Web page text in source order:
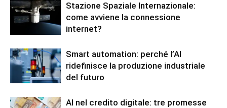
Stazione Spaziale Internazionale:
come avviene la connessione
internet?
Smart automation: perché l’AI
ridefinisce la produzione industriale
del futuro
AI nel credito digitale: tre promesse